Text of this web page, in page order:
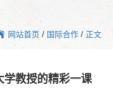
网站首页/ 国际合作/ 正文
教授的精彩一课